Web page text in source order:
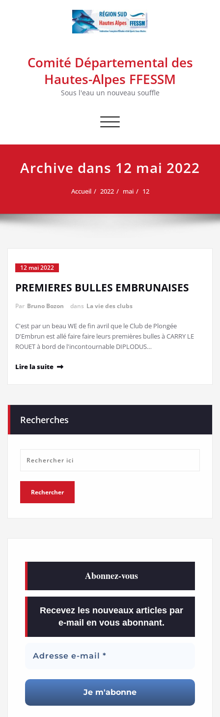
Comité Départemental des
Hautes-Alpes FFESSM
Sous l'eau un nouveau souffle
Afficher/masquer la navigation
Archive dans 12 mai 2022
Accueil 2022 mai 12
12 mai 2022
PREMIERES BULLES EMBRUNAISES
Par Bruno Bozon dans La vie des clubs
C'est par un beau WE de fin avril que le Club de Plongée
D'Embrun est allé faire faire leurs premières bulles à CARRY LE
ROUET à bord de l'incontournable DIPLODUS…
Lire la suite
Recherches
Abonnez-vous
Recevez les nouveaux articles par
e-mail en vous abonnant.